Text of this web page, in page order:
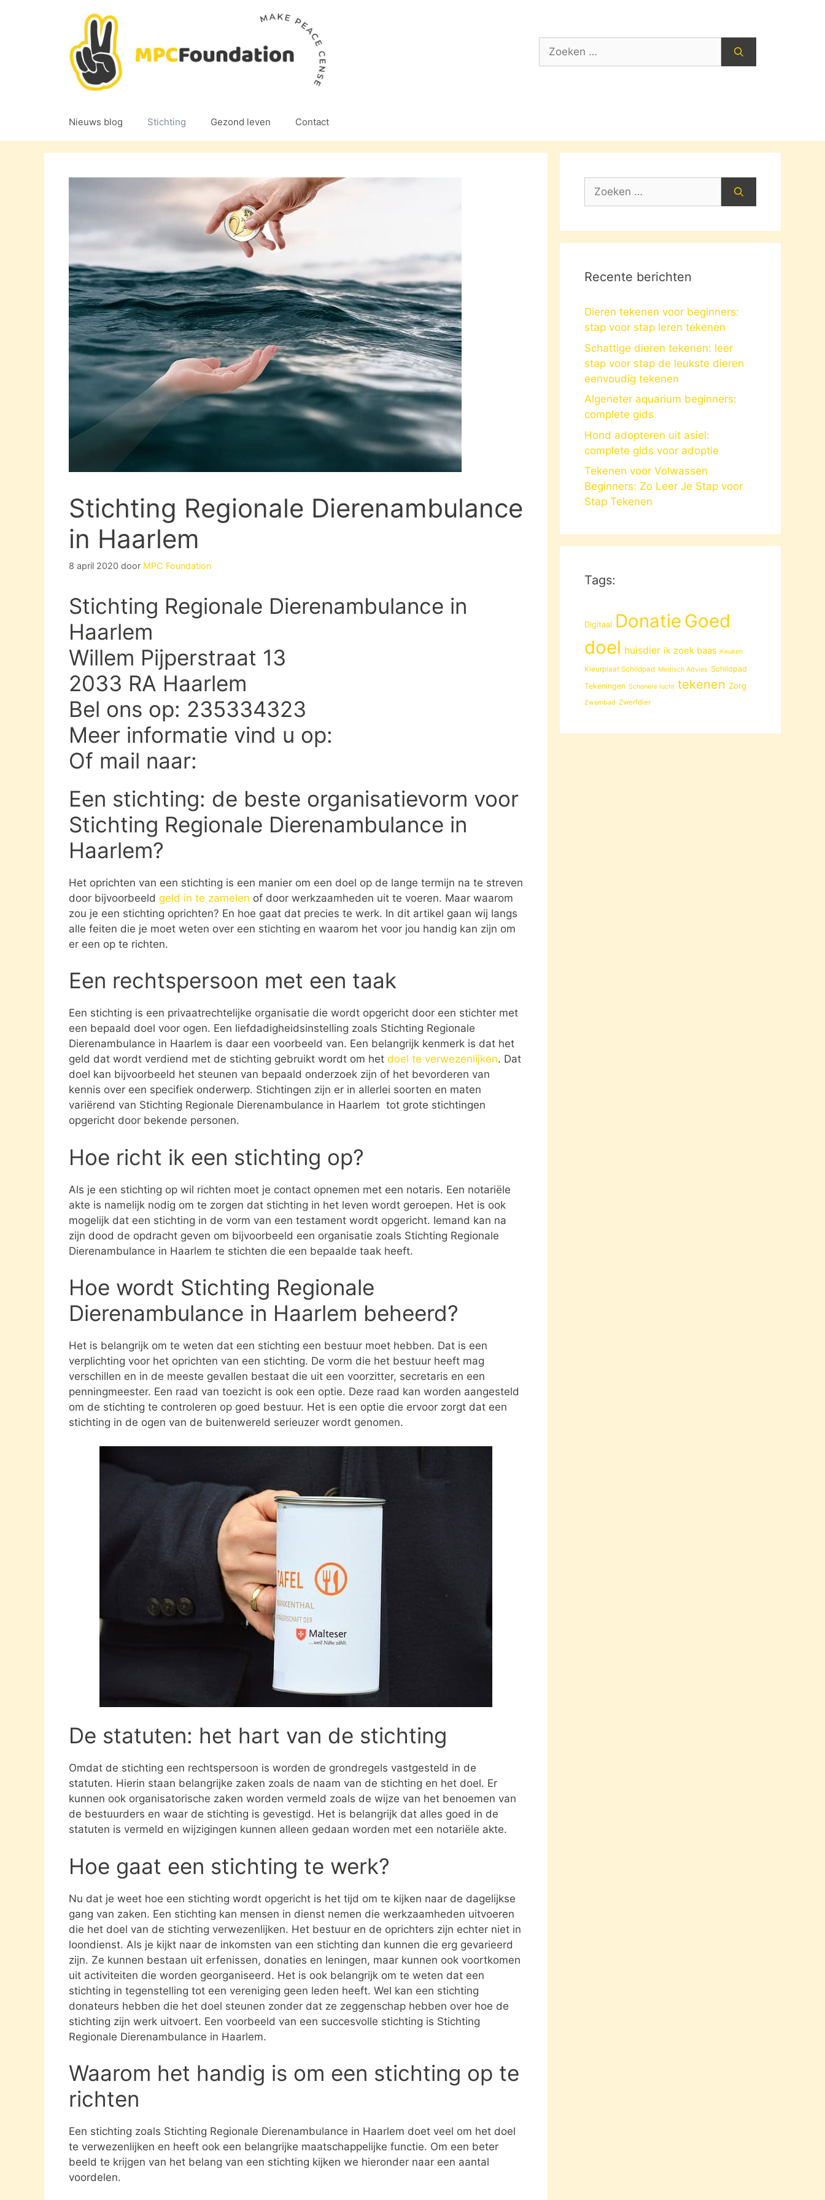
Zoek
Nieuws blog Stichting Gezond leven Contact
Stichting Regionale Dierenambulance
in Haarlem
8 april 2020 door MPC Foundation
Stichting Regionale Dierenambulance in
Haarlem
Willem Pijperstraat 13
2033 RA Haarlem
Bel ons op: 235334323
Meer informatie vind u op:
Of mail naar:
Een stichting: de beste organisatievorm voor
Stichting Regionale Dierenambulance in
Haarlem?
Het oprichten van een stichting is een manier om een doel op de lange termijn na te streven
door bijvoorbeeld geld in te zamelen of door werkzaamheden uit te voeren. Maar waarom
zou je een stichting oprichten? En hoe gaat dat precies te werk. In dit artikel gaan wij langs
alle feiten die je moet weten over een stichting en waarom het voor jou handig kan zijn om
er een op te richten.
Een rechtspersoon met een taak
Een stichting is een privaatrechtelijke organisatie die wordt opgericht door een stichter met
een bepaald doel voor ogen. Een liefdadigheidsinstelling zoals Stichting Regionale
Dierenambulance in Haarlem is daar een voorbeeld van. Een belangrijk kenmerk is dat het
geld dat wordt verdiend met de stichting gebruikt wordt om het doel te verwezenlijken. Dat
doel kan bijvoorbeeld het steunen van bepaald onderzoek zijn of het bevorderen van
kennis over een specifiek onderwerp. Stichtingen zijn er in allerlei soorten en maten
variërend van Stichting Regionale Dierenambulance in Haarlem tot grote stichtingen
opgericht door bekende personen.
Hoe richt ik een stichting op?
Als je een stichting op wil richten moet je contact opnemen met een notaris. Een notariële
akte is namelijk nodig om te zorgen dat stichting in het leven wordt geroepen. Het is ook
mogelijk dat een stichting in de vorm van een testament wordt opgericht. Iemand kan na
zijn dood de opdracht geven om bijvoorbeeld een organisatie zoals Stichting Regionale
Dierenambulance in Haarlem te stichten die een bepaalde taak heeft.
Hoe wordt Stichting Regionale
Dierenambulance in Haarlem beheerd?
Het is belangrijk om te weten dat een stichting een bestuur moet hebben. Dat is een
verplichting voor het oprichten van een stichting. De vorm die het bestuur heeft mag
verschillen en in de meeste gevallen bestaat die uit een voorzitter, secretaris en een
penningmeester. Een raad van toezicht is ook een optie. Deze raad kan worden aangesteld
om de stichting te controleren op goed bestuur. Het is een optie die ervoor zorgt dat een
stichting in de ogen van de buitenwereld serieuzer wordt genomen.
De statuten: het hart van de stichting
Omdat de stichting een rechtspersoon is worden de grondregels vastgesteld in de
statuten. Hierin staan belangrijke zaken zoals de naam van de stichting en het doel. Er
kunnen ook organisatorische zaken worden vermeld zoals de wijze van het benoemen van
de bestuurders en waar de stichting is gevestigd. Het is belangrijk dat alles goed in de
statuten is vermeld en wijzigingen kunnen alleen gedaan worden met een notariële akte.
Hoe gaat een stichting te werk?
Nu dat je weet hoe een stichting wordt opgericht is het tijd om te kijken naar de dagelijkse
gang van zaken. Een stichting kan mensen in dienst nemen die werkzaamheden uitvoeren
die het doel van de stichting verwezenlijken. Het bestuur en de oprichters zijn echter niet in
loondienst. Als je kijkt naar de inkomsten van een stichting dan kunnen die erg gevarieerd
zijn. Ze kunnen bestaan uit erfenissen, donaties en leningen, maar kunnen ook voortkomen
uit activiteiten die worden georganiseerd. Het is ook belangrijk om te weten dat een
stichting in tegenstelling tot een vereniging geen leden heeft. Wel kan een stichting
donateurs hebben die het doel steunen zonder dat ze zeggenschap hebben over hoe de
stichting zijn werk uitvoert. Een voorbeeld van een succesvolle stichting is Stichting
Regionale Dierenambulance in Haarlem.
Waarom het handig is om een stichting op te
richten
Een stichting zoals Stichting Regionale Dierenambulance in Haarlem doet veel om het doel
te verwezenlijken en heeft ook een belangrijke maatschappelijke functie. Om een beter
beeld te krijgen van het belang van een stichting kijken we hieronder naar een aantal
voordelen.
Zoek
Recente berichten
Dieren tekenen voor beginners:
stap voor stap leren tekenen
Schattige dieren tekenen: leer
stap voor stap de leukste dieren
eenvoudig tekenen
Algeneter aquarium beginners:
complete gids
Hond adopteren uit asiel:
complete gids voor adoptie
Tekenen voor Volwassen
Beginners: Zo Leer Je Stap voor
Stap Tekenen
Tags:
Digitaal Donatie Goed
doel huisdier ik zoek baas Keuken
Kleurplaat Schildpad Medisch Advies Schildpad
Tekeningen Schonere lucht tekenen Zorg
Zwembad Zwerfdier